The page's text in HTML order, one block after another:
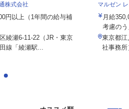
株式会社
円以上（1年間の給与補
綾瀬6-11-22（JR・東京
線「綾瀬駅...
マルゼン
月給
考慮の
東京都江
社事務